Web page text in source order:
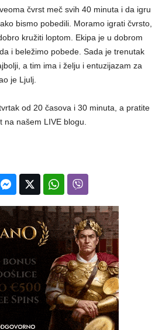
čvrst meč svih 40 minuta i da igru
bismo pobedili. Moramo igrati čvrsto,
kružiti loptom. Ekipa je u dobrom
i beležimo pobede. Sada je trenutak
a tim ima i želju i entuzijazam za
je Ljulj.
od 20 časova i 30 minuta, a pratite
na našem LIVE blogu.